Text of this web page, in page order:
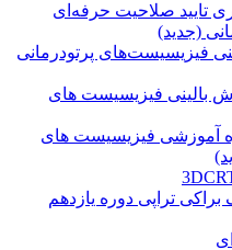
تایید صلاحیت حرفه‌ای
(جدید)
فیزیسیست‌های پرتودرمانی
فیزیسیست های
آموزشی فیزیسیست های
تراپی دوره یازدهم